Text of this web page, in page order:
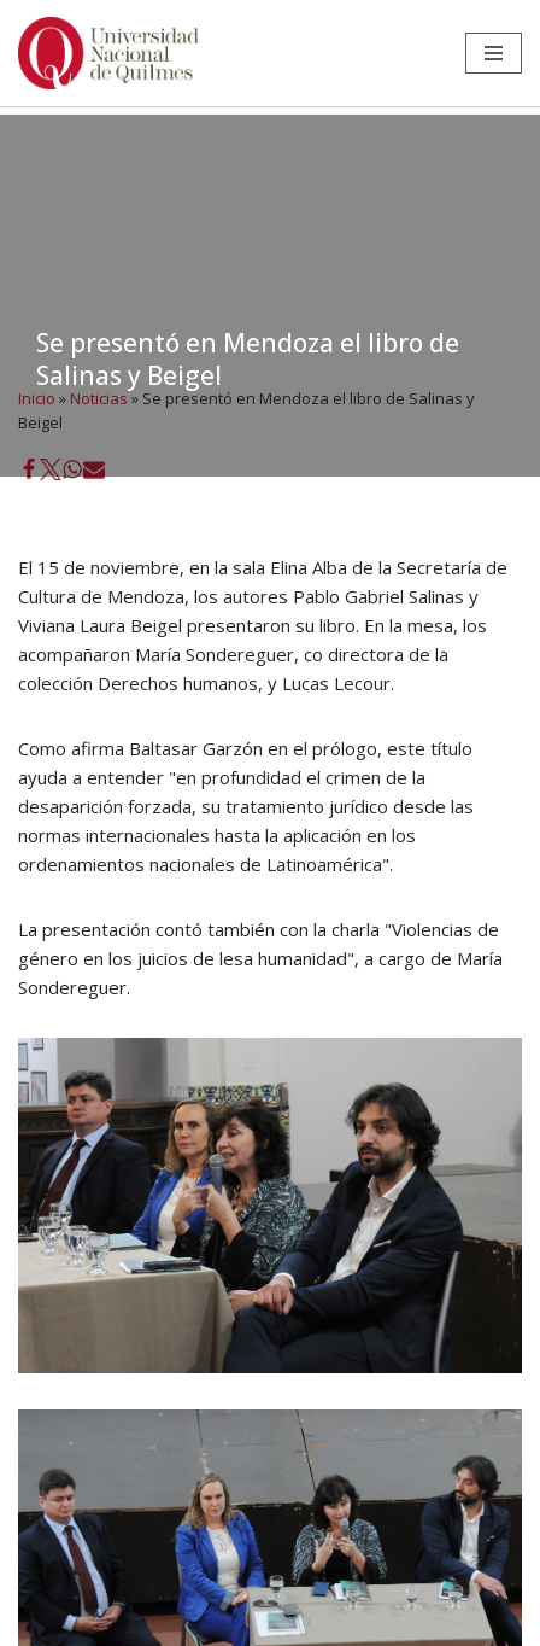
Ir
Se presentó en Mendoza el libro de
Salinas y Beigel
Inicio » Noticias » Se presentó en Mendoza el libro de Salinas y
Beigel
El 15 de noviembre, en la sala Elina Alba de la Secretaría de
Cultura de Mendoza, los autores Pablo Gabriel Salinas y
Viviana Laura Beigel presentaron su libro. En la mesa, los
acompañaron María Sondereguer, co directora de la
colección Derechos humanos, y Lucas Lecour.
Como afirma Baltasar Garzón en el prólogo, este título
ayuda a entender "en profundidad el crimen de la
desaparición forzada, su tratamiento jurídico desde las
normas internacionales hasta la aplicación en los
ordenamientos nacionales de Latinoamérica".
La presentación contó también con la charla "Violencias de
género en los juicios de lesa humanidad", a cargo de María
Sondereguer.